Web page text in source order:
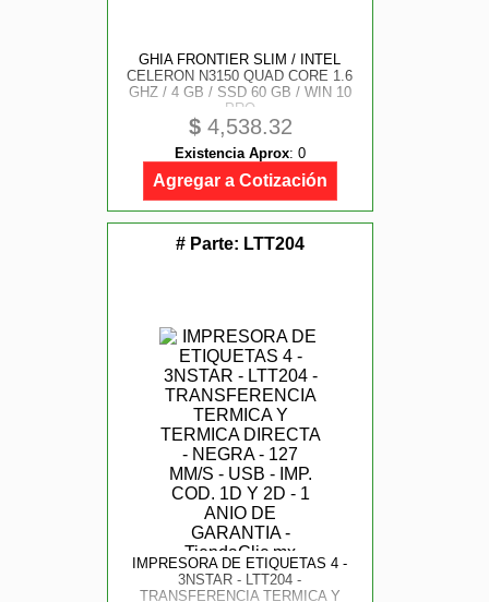
GHIA FRONTIER SLIM / INTEL
CELERON N3150 QUAD CORE 1.6
GHZ / 4 GB / SSD 60 GB / WIN 10
PRO
$4,538.32
Existencia Aprox: 0
Agregar a Cotización
# Parte: LTT204
IMPRESORA DE ETIQUETAS 4 -
3NSTAR - LTT204 -
TRANSFERENCIA TERMICA Y